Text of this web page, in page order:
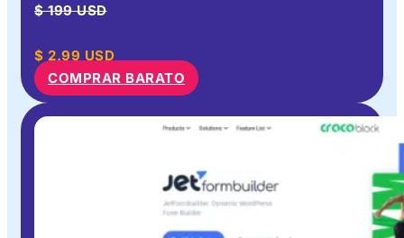
$ 199 USD
$ 2.99 USD
COMPRAR BARATO